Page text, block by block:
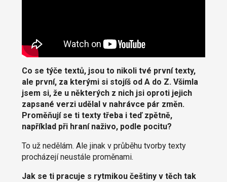
Co se týče textů, jsou to nikoli tvé první texty,
ale první, za kterými si stojíš od A do Z. Všimla
jsem si, že u některých z nich jsi oproti jejich
zapsané verzi udělal v nahrávce pár změn.
Proměňují se ti texty třeba i teď zpětně,
například při hraní naživo, podle pocitu?
To už nedělám. Ale jinak v průběhu tvorby texty
procházejí neustále proměnami.
Jak se ti pracuje s rytmikou češtiny v těch tak